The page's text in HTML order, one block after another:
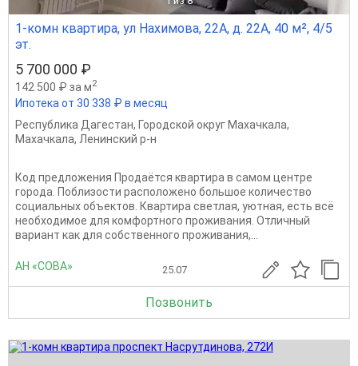
1-комн квартира, ул Нахимова, 22А, д. 22А, 40 м², 4/5
эт.
5 700 000 ₽
142 500 ₽ за м2
Ипотека от 30 338 ₽ в месяц
Республика Дагестан, Городской округ Махачкала,
Махачкала, Ленинский р-н
Код предложения Продаётся квартира в самом центре
города. Поблизости расположено большое количество
социальных объектов. Квартира светлая, уютная, есть всё
необходимое для комфортного проживания. Отличный
вариант как для собственного проживания,...
АН «СОВА» 25.07
Позвонить